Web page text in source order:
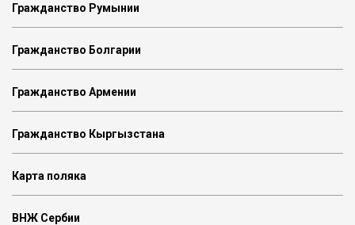
Гражданство Румынии
Гражданство Болгарии
Гражданство Армении
Гражданство Кыргызстана
Карта поляка
ВНЖ Сербии